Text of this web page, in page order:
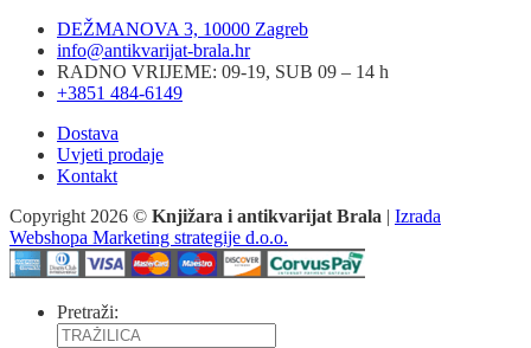
DEŽMANOVA 3, 10000 Zagreb
info@antikvarijat-brala.hr
RADNO VRIJEME: 09-19, SUB 09 – 14 h
+3851 484-6149
Dostava
Uvjeti prodaje
Kontakt
Copyright 2026 © Knjižara i antikvarijat Brala | Izrada
Webshopa Marketing strategije d.o.o.
Pretraži: